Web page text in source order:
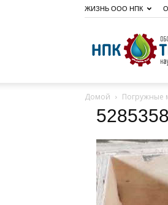
ЖИЗНЬ ООО НПК О
Домой Погружные